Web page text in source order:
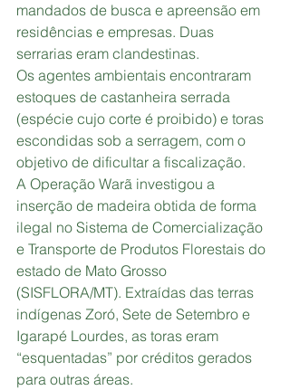
mandados de busca e apreensão em
residências e empresas. Duas
serrarias eram clandestinas.
Os agentes ambientais encontraram
estoques de castanheira serrada
(espécie cujo corte é proibido) e toras
escondidas sob a serragem, com o
objetivo de dificultar a fiscalização.
A Operação Warã investigou a
inserção de madeira obtida de forma
ilegal no Sistema de Comercialização
e Transporte de Produtos Florestais do
estado de Mato Grosso
(SISFLORA/MT). Extraídas das terras
indígenas Zoró, Sete de Setembro e
Igarapé Lourdes, as toras eram
“esquentadas” por créditos gerados
para outras áreas.